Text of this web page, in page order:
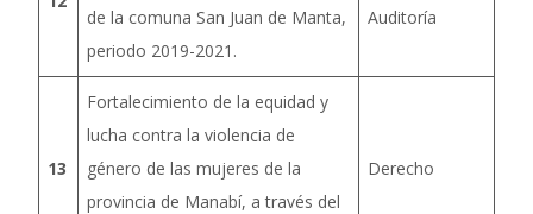
de la comuna San Juan de Manta,
periodo 2019-2021.
Auditoría
13
Fortalecimiento de la equidad y
lucha contra la violencia de
género de las mujeres de la
provincia de Manabí, a través del
Derecho